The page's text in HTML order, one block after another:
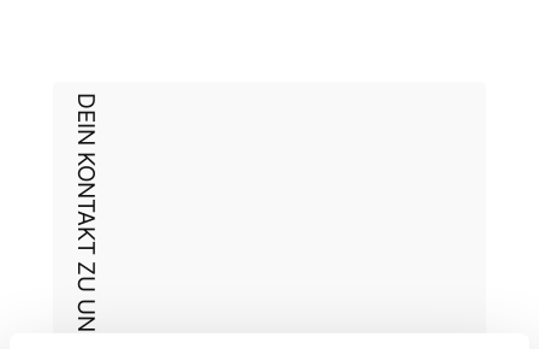
DEIN KONTAKT ZU UNS